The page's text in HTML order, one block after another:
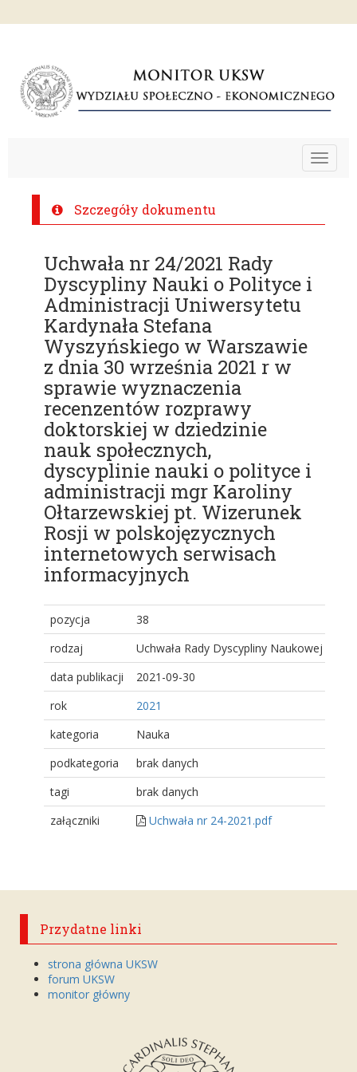
Toggle
Szczegóły dokumentu
Uchwała nr 24/2021 Rady
Dyscypliny Nauki o Polityce i
Administracji Uniwersytetu
Kardynała Stefana
Wyszyńskiego w Warszawie
z dnia 30 września 2021 r w
sprawie wyznaczenia
recenzentów rozprawy
doktorskiej w dziedzinie
nauk społecznych,
dyscyplinie nauki o polityce i
administracji mgr Karoliny
Ołtarzewskiej pt. Wizerunek
Rosji w polskojęzycznych
internetowych serwisach
informacyjnych
pozycja
38
rodzaj
Uchwała Rady Dyscypliny Naukowej
data publikacji
2021-09-30
rok
2021
kategoria
Nauka
podkategoria
brak danych
tagi
brak danych
załączniki
Uchwała nr 24-2021.pdf
Przydatne linki
strona główna UKSW
forum UKSW
monitor główny